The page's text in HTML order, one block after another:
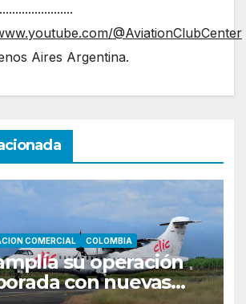
@AviationClubCenter
Aires Argentina.
COMERCIAL COLOMBIA
su operación
con nuevas